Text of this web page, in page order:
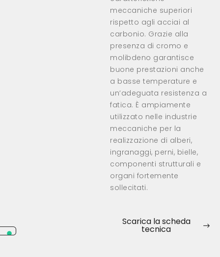
meccaniche superiori
rispetto agli acciai al
carbonio. Grazie alla
presenza di cromo e
molibdeno garantisce
buone prestazioni anche
a basse temperature e
un’adeguata resistenza a
fatica. È ampiamente
utilizzato nelle industrie
meccaniche per la
realizzazione di alberi,
ingranaggi, perni, bielle,
componenti strutturali e
organi fortemente
sollecitati.
Scarica la scheda
tecnica